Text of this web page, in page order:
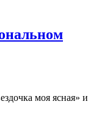
моя ясная» и